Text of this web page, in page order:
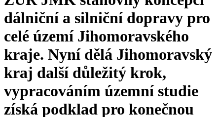
dálniční a silniční dopravy pro
celé území Jihomoravského
kraje. Nyní dělá Jihomoravský
kraj další důležitý krok,
vypracováním územní studie
získá podklad pro konečnou